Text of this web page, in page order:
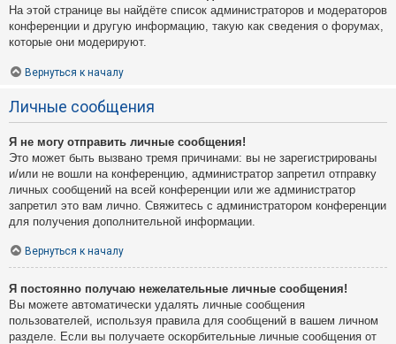
На этой странице вы найдёте список администраторов и модераторов
конференции и другую информацию, такую как сведения о форумах,
которые они модерируют.
Вернуться к началу
Личные сообщения
Я не могу отправить личные сообщения!
Это может быть вызвано тремя причинами: вы не зарегистрированы
и/или не вошли на конференцию, администратор запретил отправку
личных сообщений на всей конференции или же администратор
запретил это вам лично. Свяжитесь с администратором конференции
для получения дополнительной информации.
Вернуться к началу
Я постоянно получаю нежелательные личные сообщения!
Вы можете автоматически удалять личные сообщения
пользователей, используя правила для сообщений в вашем личном
разделе. Если вы получаете оскорбительные личные сообщения от